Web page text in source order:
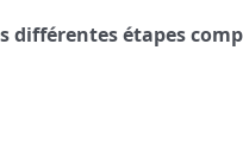
différentes étapes